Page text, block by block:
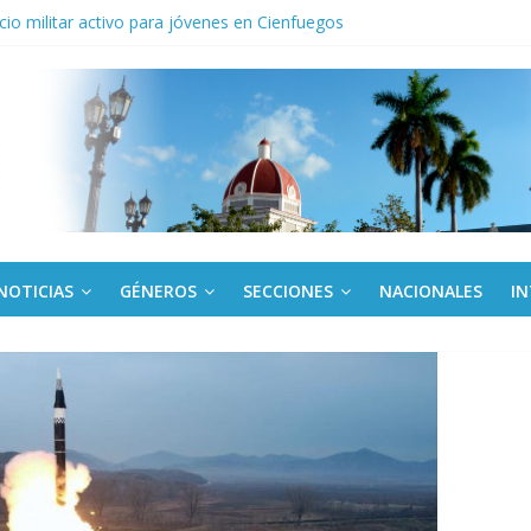
militar activo para jóvenes en Cienfuegos
edición de Beca para realizadoras mayores de 50 años
aniversario 65 con jornada Arte fiel
GÉNEROS SECCIONES NACIONALES